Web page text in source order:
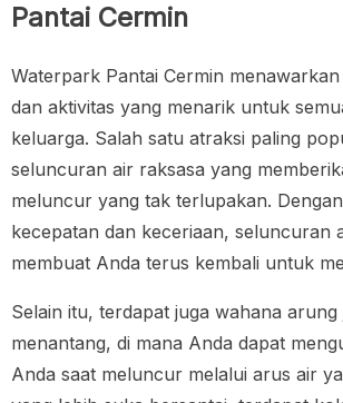
Pantai Cermin
Waterpark Pantai Cermin
dan aktivitas yang menarik untuk
keluarga. Salah satu atraksi paling
seluncuran air raksasa yang
meluncur yang tak terlupakan.
kecepatan dan keceriaan, seluncuran
membuat Anda terus kembali untuk
Selain itu, terdapat juga wahana arung
menantang, di mana Anda dapat
Anda saat meluncur melalui arus air